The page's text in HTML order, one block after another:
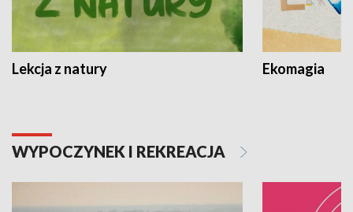
Lekcja z natury Ekomagia
WYPOCZYNEK I REKREACJA